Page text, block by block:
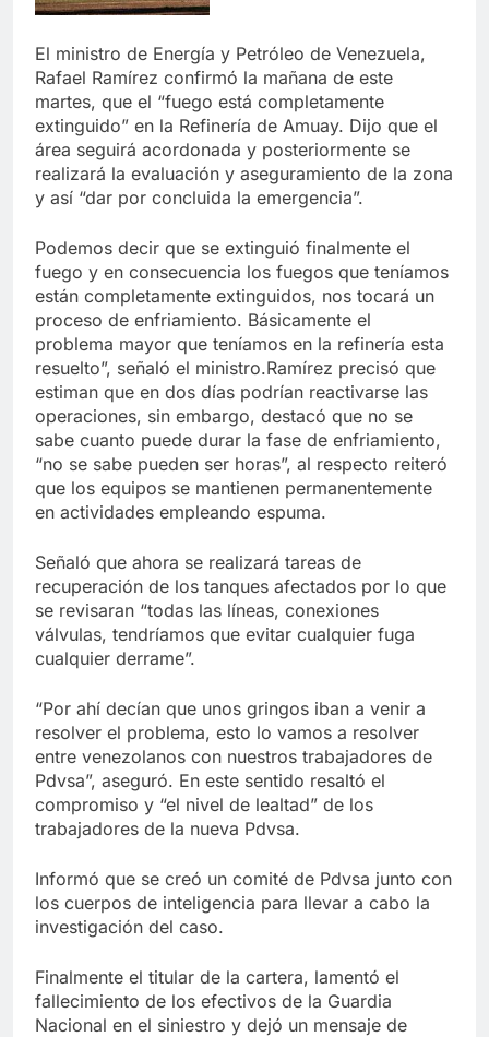
El ministro de Energía y Petróleo de Venezuela,
Rafael Ramírez confirmó la mañana de este
martes, que el “fuego está completamente
extinguido” en la Refinería de Amuay. Dijo que el
área seguirá acordonada y posteriormente se
realizará la evaluación y aseguramiento de la zona
y así “dar por concluida la emergencia”.
Podemos decir que se extinguió finalmente el
fuego y en consecuencia los fuegos que teníamos
están completamente extinguidos, nos tocará un
proceso de enfriamiento. Básicamente el
problema mayor que teníamos en la refinería esta
resuelto”, señaló el ministro.Ramírez precisó que
estiman que en dos días podrían reactivarse las
operaciones, sin embargo, destacó que no se
sabe cuanto puede durar la fase de enfriamiento,
“no se sabe pueden ser horas”, al respecto reiteró
que los equipos se mantienen permanentemente
en actividades empleando espuma.
Señaló que ahora se realizará tareas de
recuperación de los tanques afectados por lo que
se revisaran “todas las líneas, conexiones
válvulas, tendríamos que evitar cualquier fuga
cualquier derrame”.
“Por ahí decían que unos gringos iban a venir a
resolver el problema, esto lo vamos a resolver
entre venezolanos con nuestros trabajadores de
Pdvsa”, aseguró. En este sentido resaltó el
compromiso y “el nivel de lealtad” de los
trabajadores de la nueva Pdvsa.
Informó que se creó un comité de Pdvsa junto con
los cuerpos de inteligencia para llevar a cabo la
investigación del caso.
Finalmente el titular de la cartera, lamentó el
fallecimiento de los efectivos de la Guardia
Nacional en el siniestro y dejó un mensaje de